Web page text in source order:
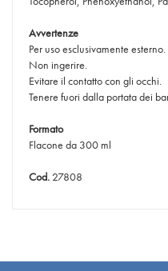
Avvertenze
Per uso esclusivamente esterno.
Non ingerire.
Evitare il contatto con gli occhi.
Tenere fuori dalla portata dei
Formato
Flacone da 300 ml
Cod. 27808